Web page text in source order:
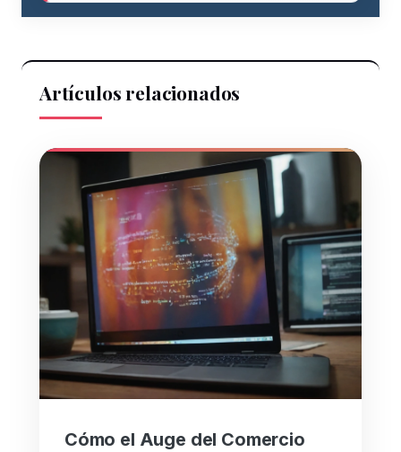
Artículos relacionados
Cómo el Auge del Comercio